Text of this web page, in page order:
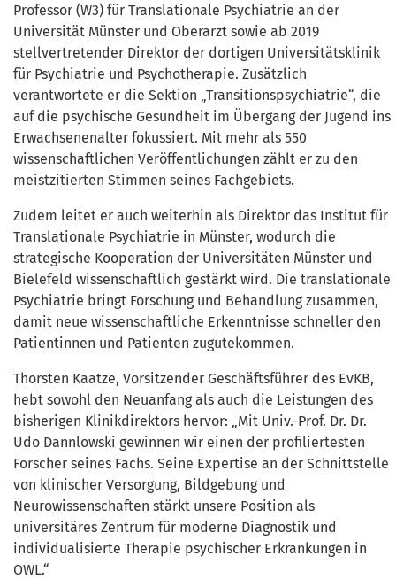
Professor (W3) für Translationale Psychiatrie an der
Universität Münster und Oberarzt sowie ab 2019
stellvertretender Direktor der dortigen Universitätsklinik
für Psychiatrie und Psychotherapie. Zusätzlich
verantwortete er die Sektion „Transitionspsychiatrie“, die
auf die psychische Gesundheit im Übergang der Jugend ins
Erwachsenenalter fokussiert. Mit mehr als 550
wissenschaftlichen Veröffentlichungen zählt er zu den
meistzitierten Stimmen seines Fachgebiets.
Zudem leitet er auch weiterhin als Direktor das Institut für
Translationale Psychiatrie in Münster, wodurch die
strategische Kooperation der Universitäten Münster und
Bielefeld wissenschaftlich gestärkt wird. Die translationale
Psychiatrie bringt Forschung und Behandlung zusammen,
damit neue wissenschaftliche Erkenntnisse schneller den
Patientinnen und Patienten zugutekommen.
Thorsten Kaatze, Vorsitzender Geschäftsführer des EvKB,
hebt sowohl den Neuanfang als auch die Leistungen des
bisherigen Klinikdirektors hervor: „Mit Univ.-Prof. Dr. Dr.
Udo Dannlowski gewinnen wir einen der profiliertesten
Forscher seines Fachs. Seine Expertise an der Schnittstelle
von klinischer Versorgung, Bildgebung und
Neurowissenschaften stärkt unsere Position als
universitäres Zentrum für moderne Diagnostik und
individualisierte Therapie psychischer Erkrankungen in
OWL.“